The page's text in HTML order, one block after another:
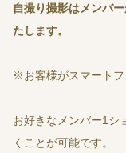
自撮り撮影はメンバ
たします。
※お客様がスマートフ
お好きなメンバー1シ
くことが可能です。